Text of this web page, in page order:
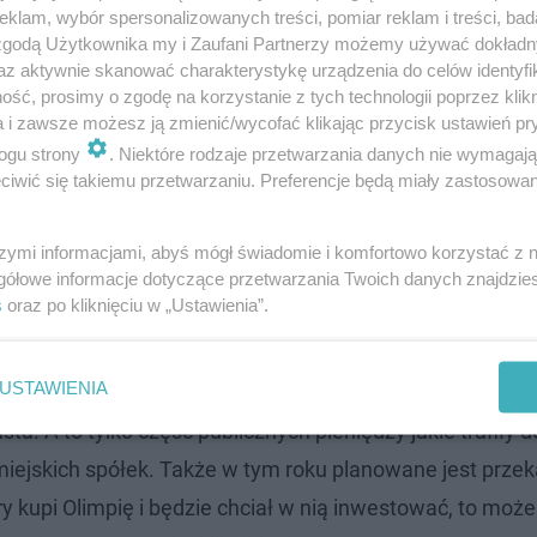
udziałów Olimpii
sprzedana. O ile znajdzie się chętny. Radni mają
tysięcy złotych. Jednak do klubu piłkarskiego w
A to tylko część publicznych pieniędzy jakie trafiły
spółek. Także w tym roku planowane jest
kupi Olimpię i będzie chciał w nią inwestować, to
wybór spersonalizowanych treści, pomiar reklam i treści,
Użytkownika my i Zaufani Partnerzy możemy używać
aktywnie skanować charakterystykę urządzenia do celów
prosimy o zgodę na korzystanie z tych technologii poprzez
i zawsze możesz ją zmienić/wycofać klikając przycisk ustawień
strony
. Niektóre rodzaje przetwarzania danych nie
się takiemu przetwarzaniu. Preferencje będą miały
informacjami, abyś mógł świadomie i komfortowo korzystać z
informacje dotyczące przetwarzania Twoich danych
oraz po kliknięciu w „Ustawienia”.
USTAWIENIA